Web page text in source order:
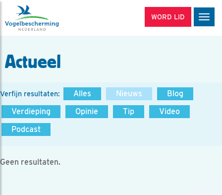
WORD LID
Actueel
Verfijn resultaten: Alles Nieuws
Blog
Verdieping
Opinie Tip
Video
Podcast
Geen resultaten.